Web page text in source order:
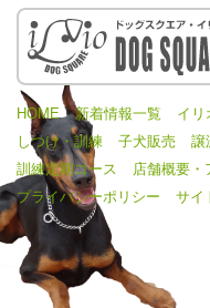
HOME 新着情報一覧 イリ
しつけ・訓練
子犬販売 譲
訓練定期コース
店舗概要・
プライバシーポリシー
サイ